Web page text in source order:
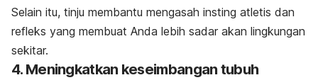
Selain itu, tinju membantu mengasah insting atletis dan
refleks yang membuat Anda lebih sadar akan lingkungan
sekitar.
4. Meningkatkan keseimbangan tubuh